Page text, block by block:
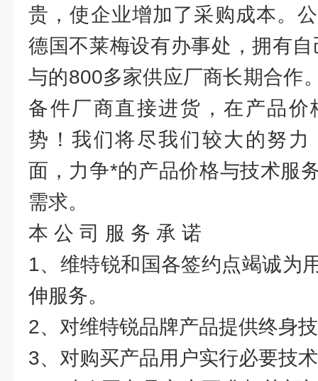
贵，使企业增加了采购成本。
德国不莱梅设有办事处，拥有
与的800多家供应厂商长期合作
备件厂商直接进货，在产品
势！我们将尽我们较大的努
面，力争*的产品价格与技术服
需求。
本 公 司 服 务 承 诺
1、维特锐和国各签约点竭诚为
伸服务。
2、对维特锐品牌产品提供终身
3、对购买产品用户实行必要技